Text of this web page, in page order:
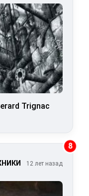
Trignac
8
12 лет назад